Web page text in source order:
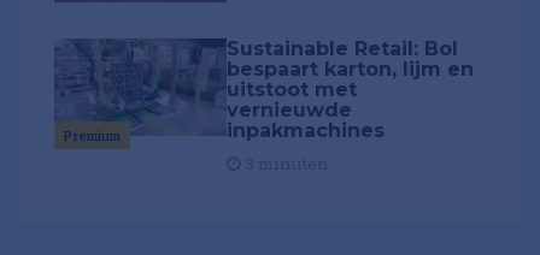
Premium
Sustainable Retail: Bol
bespaart karton, lijm en
uitstoot met
vernieuwde
inpakmachines